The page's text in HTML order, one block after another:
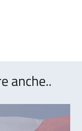
anche..